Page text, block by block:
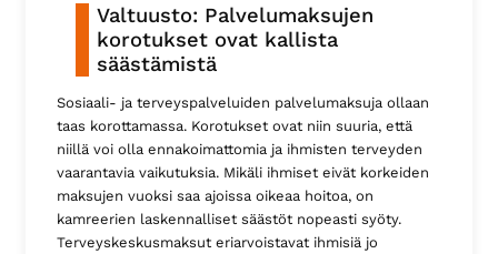
Valtuusto: Palvelumaksujen
korotukset ovat kallista
säästämistä
Sosiaali- ja terveyspalveluiden palvelumaksuja ollaan
taas korottamassa. Korotukset ovat niin suuria, että
niillä voi olla ennakoimattomia ja ihmisten terveyden
vaarantavia vaikutuksia. Mikäli ihmiset eivät korkeiden
maksujen vuoksi saa ajoissa oikeaa hoitoa, on
kamreerien laskennalliset säästöt nopeasti syöty.
Terveyskeskusmaksut eriarvoistavat ihmisiä jo